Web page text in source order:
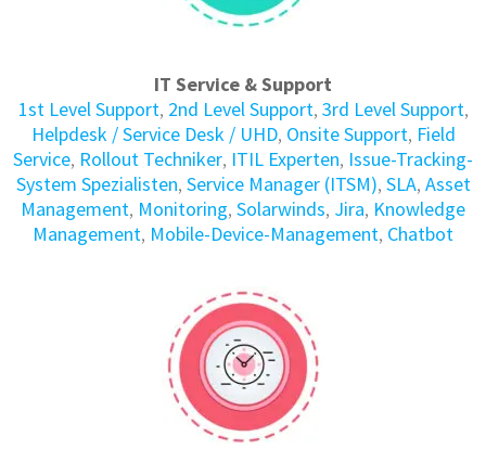
IT Service & Support
1st Level Support, 2nd Level Support, 3rd Level Support,
Helpdesk / Service Desk / UHD, Onsite Support, Field
Service, Rollout Techniker, ITIL Experten, Issue-Tracking-
System Spezialisten, Service Manager (ITSM), SLA, Asset
Management, Monitoring, Solarwinds, Jira, Knowledge
Management, Mobile-Device-Management, Chatbot